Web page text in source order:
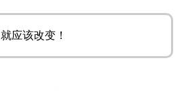
应该改变！